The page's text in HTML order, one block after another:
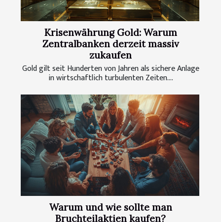
Krisenwährung Gold: Warum
Zentralbanken derzeit massiv
zukaufen
Gold gilt seit Hunderten von Jahren als sichere Anlage
in wirtschaftlich turbulenten Zeiten....
Warum und wie sollte man
Bruchteilaktien kaufen?